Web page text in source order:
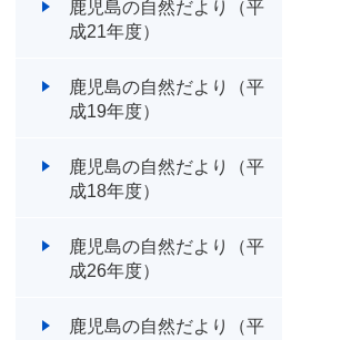
鹿児島の自然だより（平
成21年度）
鹿児島の自然だより（平
成19年度）
鹿児島の自然だより（平
成18年度）
鹿児島の自然だより（平
成26年度）
鹿児島の自然だより（平